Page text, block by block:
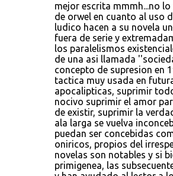
mejor escrita mmmh...no
de orwel en cuanto al uso
ludico hacen a su novela
fuera de serie y
los paralelismos
de una asi llamada
concepto de supresion en
tactica muy usada en
apocalipticas, suprimir
nocivo suprimir el amor
de existir, suprimir la
ala larga se vuelva
puedan ser concebidas
oniricos, propios del
novelas son notables y si
primigenea, las